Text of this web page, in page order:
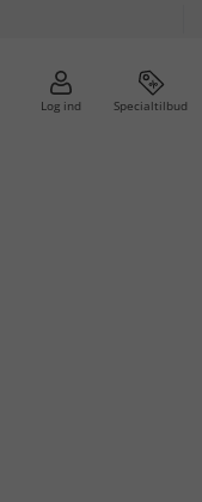
Log ind Specialtilbud